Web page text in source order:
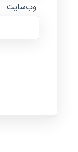
وب‌سایت